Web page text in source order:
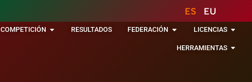
ES EU
COMPETICIÓN RESULTADOS FEDERACIÓN LICENCIAS
HERRAMIENTAS